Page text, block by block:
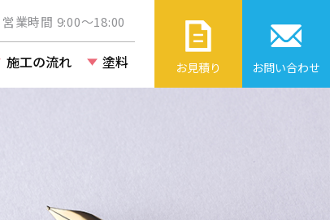
営業時間 9:00～18:00
施工の流れ 塗料 お見積り お問い合わせ